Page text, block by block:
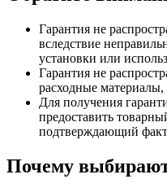
Гарантия не
вследствие
установки или
Гарантия не
расходные
Для получения
предоставить
подтверждающий
Почему